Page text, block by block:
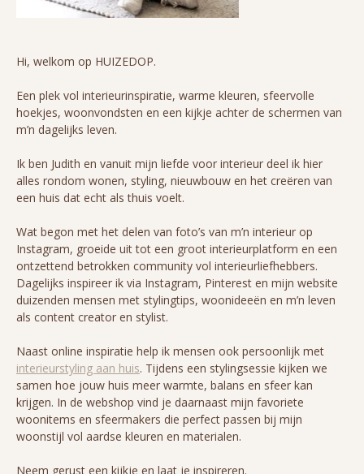
Hi, welkom op HUIZEDOP.
Een plek vol interieurinspiratie, warme kleuren, sfeervolle
hoekjes, woonvondsten en een kijkje achter de schermen van
m’n dagelijks leven.
Ik ben Judith en vanuit mijn liefde voor interieur deel ik hier
alles rondom wonen, styling, nieuwbouw en het creëren van
een huis dat echt als thuis voelt.
Wat begon met het delen van foto’s van m’n interieur op
Instagram, groeide uit tot een groot interieurplatform en een
ontzettend betrokken community vol interieurliefhebbers.
Dagelijks inspireer ik via Instagram, Pinterest en mijn website
duizenden mensen met stylingtips, woonideeën en m’n leven
als content creator en stylist.
Naast online inspiratie help ik mensen ook persoonlijk met
interieurstyling aan huis. Tijdens een stylingsessie kijken we
samen hoe jouw huis meer warmte, balans en sfeer kan
krijgen. In de webshop vind je daarnaast mijn favoriete
woonitems en sfeermakers die perfect passen bij mijn
woonstijl vol aardse kleuren en materialen.
Neem gerust een kijkje en laat je inspireren.